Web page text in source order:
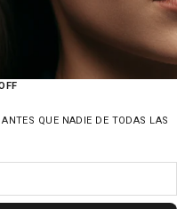
ANTES QUE NADIE DE TODAS LAS